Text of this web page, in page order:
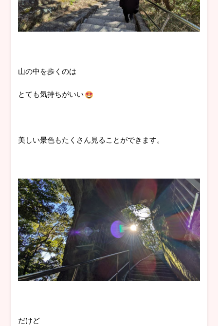
山の中を歩くのは
とても気持ちがいい
美しい景色もたくさん見ることができます。
だけど